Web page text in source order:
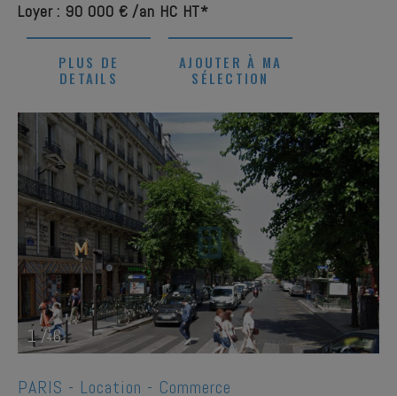
Loyer : 90 000 € /an HC HT*
PLUS DE
DETAILS
AJOUTER À MA
SÉLECTION
1/6
PARIS - Location - Commerce